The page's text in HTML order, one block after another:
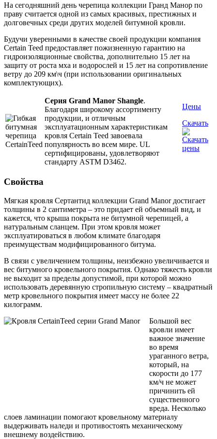
На сегодняшний день черепица коллекции Гранд Манор по
праву считается одной из самых красивых, престижных и
долговечных среди других моделей битумной кровли.
Будучи уверенными в качестве своей продукции компания
Certain Teed предоставляет пожизненную гарантию на
гидроизоляционные свойства, дополнительно 15 лет на
защиту от роста мха и водорослей и 15 лет на сопротивление
ветру до 209 км\ч (при использовании оригинальных
комплектующих).
Серия Grand Manor Shangle.
Благодаря широкому ассортименту
продукции, и отличным
эксплуатационным характеристикам
кровля Certain Teed завоевала
популярность во всем мире. UL
сертифицированы, удовлетворяют
стандарту ASTM D3462.
Цены
Скачать
Свойства
Мягкая кровля Сертантид коллекции Grand Manor достигает
толщины в 2 сантиметра – это придает ей объемный вид, и
кажется, что крыша покрыта не битумной черепицей, а
натуральным сланцем. При этом кровля может
эксплуатироваться в любом климате благодаря
преимуществам модифицированного битума.
В связи с увеличением толщины, неизбежно увеличивается и
вес битумного кровельного покрытия. Однако тяжесть кровли
не выходит за пределы допустимой, при которой можно
использовать деревянную стропильную систему – квадратный
метр кровельного покрытия имеет массу не более 22
килограмм.
Большой вес
кровли имеет
важное значение
во время
ураганного ветра,
который, на
скорости до 177
км/ч не может
причинить ей
существенного
вреда. Несколько
слоев ламинации помогают кровельному материалу
выдерживать наледи и противостоять механическому
внешнему воздействию.